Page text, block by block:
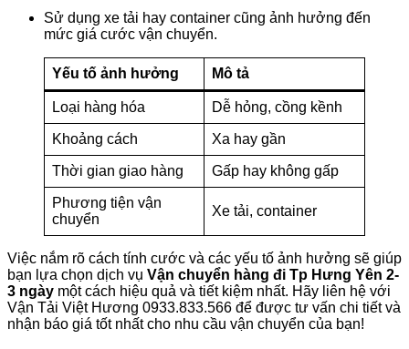
Sử dụng xe tải hay container cũng ảnh hưởng đến
mức giá cước vận chuyển.
Yếu tố ảnh hưởng Mô tả
Loại hàng hóa Dễ hỏng, cồng kềnh
Khoảng cách Xa hay gần
Thời gian giao hàng Gấp hay không gấp
Phương tiện vận
chuyển
Xe tải, container
Việc nắm rõ cách tính cước và các yếu tố ảnh hưởng sẽ giúp
bạn lựa chọn dịch vụ Vận chuyển hàng đi Tp Hưng Yên 2-
3 ngày một cách hiệu quả và tiết kiệm nhất. Hãy liên hệ với
Vận Tải Việt Hương 0933.833.566 để được tư vấn chi tiết và
nhận báo giá tốt nhất cho nhu cầu vận chuyển của bạn!